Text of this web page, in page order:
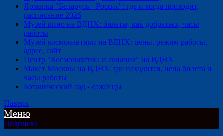
Ярмарка "Беларусь - Россия": где и когда проходит,
расписание 2026
Музей кино на ВДНХ: билеты, как добраться, часы
работы
Музей космонавтики на ВДНХ: цены, режим работы,
адрес, сайт
Центр "Космонавтика и авиация" на ВДНХ
Макет Москвы на ВДНХ: где находится, цена билета и
часы работы
Ботанический сад - саженцы
Наверх
Меню
Подписка